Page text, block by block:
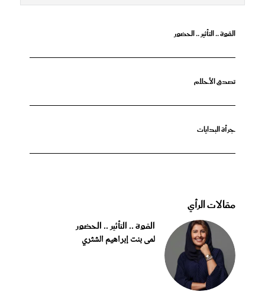
القوة .. التأثير .. الحضور
تصدق الأحلام
جرأة البدايات
مقالات الرأي
القوة .. التأثير .. الحضور
لمى بنت إبراهيم الشثري